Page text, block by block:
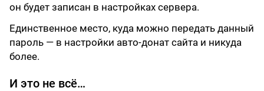
он будет записан в настройках сервера.
Единственное место, куда можно передать данный
пароль — в настройки авто-донат сайта и никуда
более.
И это не всё…